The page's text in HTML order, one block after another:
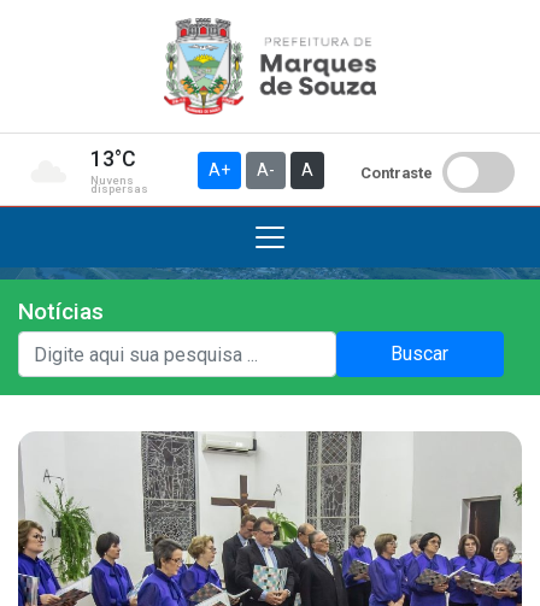
13°C
Nuvens
dispersas
A+ A- A Contraste
Institucional
A Prefeitura
Gabinete do Vice-prefeito
História do Município
Símbolos Oficiais
Estrutura Organizacional
Notícias
Buscar